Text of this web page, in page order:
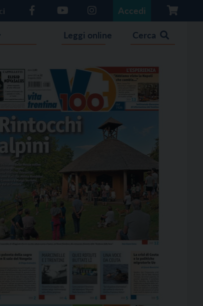
Accedi
Leggi online Cerca